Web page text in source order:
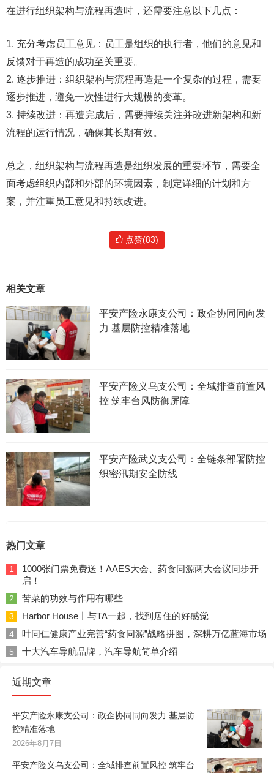
在进行组织架构与流程再造时，还需要注意以下几点：
1. 充分考虑员工意见：员工是组织的执行者，他们的意见和
反馈对于再造的成功至关重要。
2. 逐步推进：组织架构与流程再造是一个复杂的过程，需要
逐步推进，避免一次性进行大规模的变革。
3. 持续改进：再造完成后，需要持续关注并改进新架构和新
流程的运行情况，确保其长期有效。
总之，组织架构与流程再造是组织发展的重要环节，需要全
面考虑组织内部和外部的环境因素，制定详细的计划和方
案，并注重员工意见和持续改进。
点赞(83)
相关文章
平安产险永康支公司：政企协同同向发
力 基层防控精准落地
平安产险义乌支公司：全域排查前置风
控 筑牢台风防御屏障
平安产险武义支公司：全链条部署防控
织密汛期安全防线
热门文章
1
1000张门票免费送！AAES大会、药食同源两大会议同步开
启！
2 苦菜的功效与作用有哪些
3 Harbor House丨与TA一起，找到居住的好感觉
4 叶同仁健康产业完善“药食同源”战略拼图，深耕万亿蓝海市场
5 十大汽车导航品牌，汽车导航简单介绍
近期文章
平安产险永康支公司：政企协同同向发力 基层防
控精准落地
2026年8月7日
平安产险义乌支公司：全域排查前置风控 筑牢台